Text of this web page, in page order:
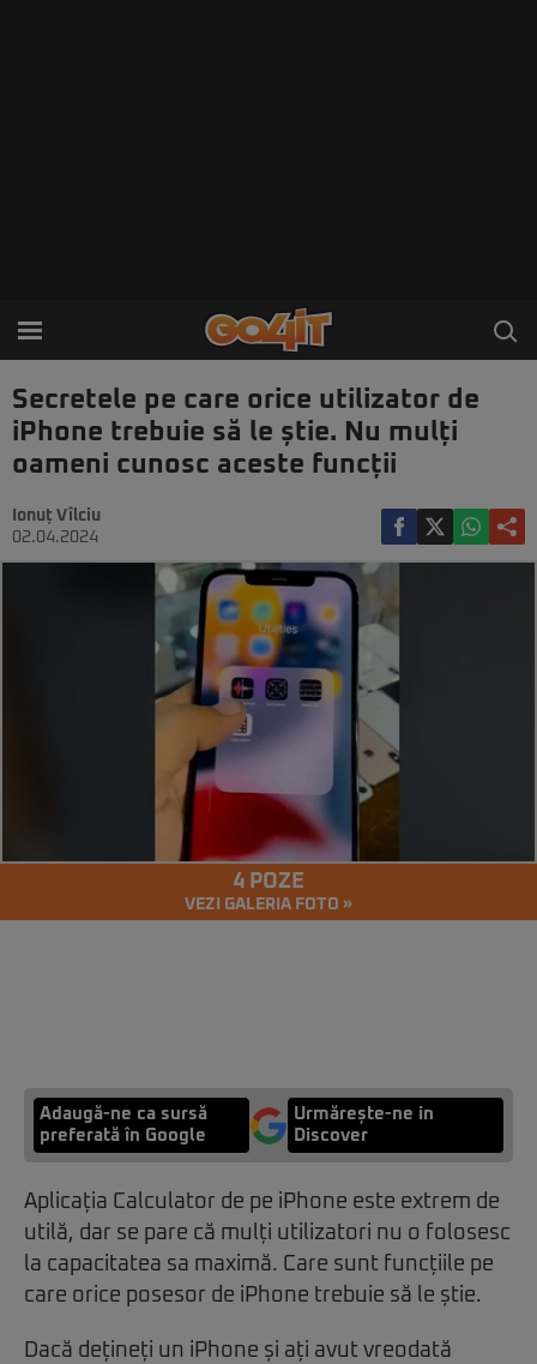
Secretele pe care orice utilizator de
iPhone trebuie să le știe. Nu mulți
oameni cunosc aceste funcții
Ionuț Vîlciu
02.04.2024
4 POZE
VEZI GALERIA FOTO »
Adaugă-ne ca sursă
preferată în Google
Urmărește-ne in
Discover
Aplicația Calculator de pe iPhone este extrem de
utilă, dar se pare că mulți utilizatori nu o folosesc
la capacitatea sa maximă. Care sunt funcțiile pe
care orice posesor de iPhone trebuie să le știe.
Dacă dețineți un iPhone și ați avut vreodată